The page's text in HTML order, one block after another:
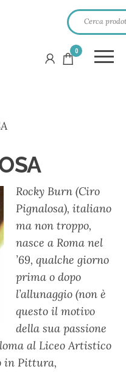
0
Rocky Burn (Ciro
Pignalosa), italiano
ma non troppo,
nasce a Roma nel
’69, qualche giorno
prima o dopo
l’allunaggio (non è
questo il motivo
della sua passione
al Liceo Artistico
in Pittura,